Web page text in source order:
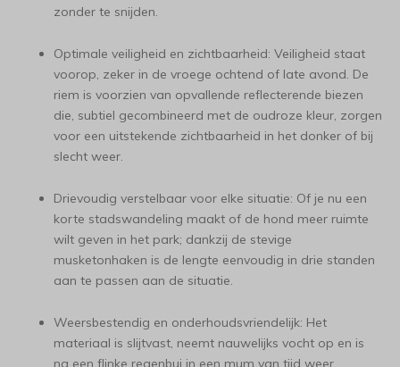
zonder te snijden.
Optimale veiligheid en zichtbaarheid: Veiligheid staat
voorop, zeker in de vroege ochtend of late avond. De
riem is voorzien van opvallende reflecterende biezen
die, subtiel gecombineerd met de oudroze kleur, zorgen
voor een uitstekende zichtbaarheid in het donker of bij
slecht weer.
Drievoudig verstelbaar voor elke situatie: Of je nu een
korte stadswandeling maakt of de hond meer ruimte
wilt geven in het park; dankzij de stevige
musketonhaken is de lengte eenvoudig in drie standen
aan te passen aan de situatie.
Weersbestendig en onderhoudsvriendelijk: Het
materiaal is slijtvast, neemt nauwelijks vocht op en is
na een flinke regenbui in een mum van tijd weer